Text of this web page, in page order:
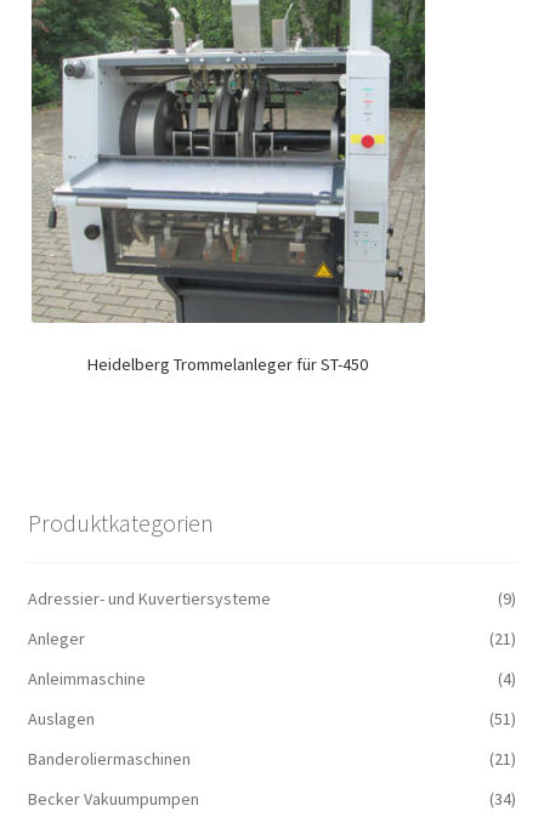
Heidelberg Trommelanleger für ST-450
Produktkategorien
Adressier- und Kuvertiersysteme
(9)
Anleger
(21)
Anleimmaschine
(4)
Auslagen
(51)
Banderoliermaschinen
(21)
Becker Vakuumpumpen
(34)